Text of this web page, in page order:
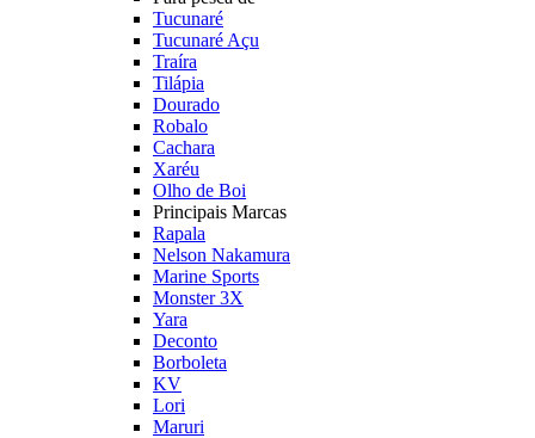
Tucunaré
Tucunaré Açu
Traíra
Tilápia
Dourado
Robalo
Cachara
Xaréu
Olho de Boi
Principais Marcas
Rapala
Nelson Nakamura
Marine Sports
Monster 3X
Yara
Deconto
Borboleta
KV
Lori
Maruri